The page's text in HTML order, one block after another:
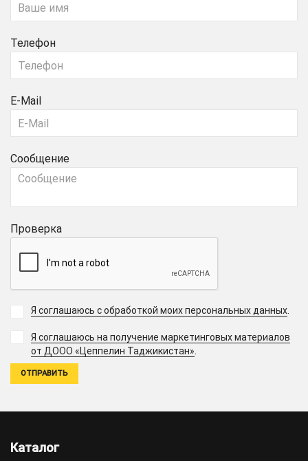
Телефон
E-Mail
Сообщение
Проверка
Я соглашаюсь с обработкой моих персональных данных
Я соглашаюсь на получение маркетинговых материалов
от ДООО «Цеппелин Таджикистан».
Каталог